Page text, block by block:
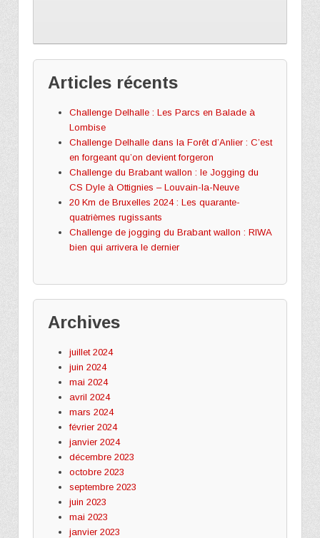
Articles récents
Challenge Delhalle : Les Parcs en Balade à
Lombise
Challenge Delhalle dans la Forêt d’Anlier : C’est
en forgeant qu’on devient forgeron
Challenge du Brabant wallon : le Jogging du
CS Dyle à Ottignies – Louvain-la-Neuve
20 Km de Bruxelles 2024 : Les quarante-
quatrièmes rugissants
Challenge de jogging du Brabant wallon : RIWA
bien qui arrivera le dernier
Archives
juillet 2024
juin 2024
mai 2024
avril 2024
mars 2024
février 2024
janvier 2024
décembre 2023
octobre 2023
septembre 2023
juin 2023
mai 2023
janvier 2023